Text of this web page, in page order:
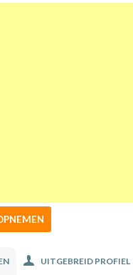
UITGEBREID PROFIEL